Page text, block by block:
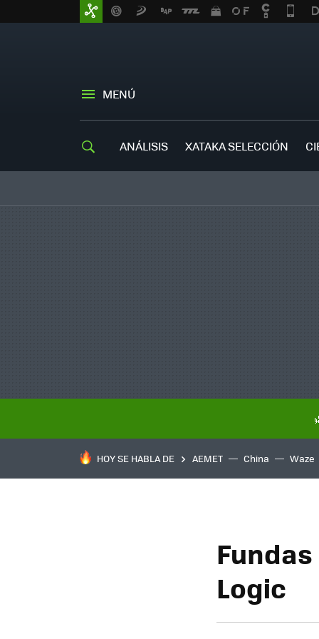
MENÚ
ANÁLISIS XATAKA SELECCIÓN
HOY SE HABLA DE AEMET China Waze
Logic